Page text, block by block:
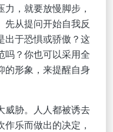
，就要放慢脚步，
先从提问开始自我反
出于恐惧或骄傲？这
吗？你也可以采用全
的形象，来提醒自身
威胁。人人都被诱去
乐而做出的决定，